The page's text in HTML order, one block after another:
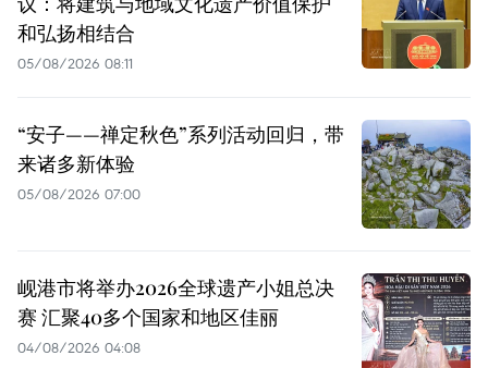
和弘扬相结合
05/08/2026 08:11
“安子——禅定秋色”系列活动回归，带
来诸多新体验
05/08/2026 07:00
岘港市将举办2026全球遗产小姐总决
赛 汇聚40多个国家和地区佳丽
04/08/2026 04:08